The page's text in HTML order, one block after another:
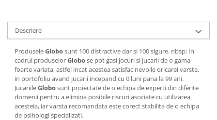
Descriere
ProduseleGlobosunt 100 distractive dar si 100 sigure. nbsp; In
cadrul produselorGlobose pot gasi jocuri si jucarii de o gama
foarte variata, astfel incat acestea satisfac nevoile oricarei varste,
in portofoliu avand jucarii incepand cu 0 luni pana la 99 ani.
JucariileGlobosunt proiectate de o echipa de experti din diferite
domenii pentru a elimina posibile riscuri asociate cu utilizarea
acesteia, iar varsta recomandata este corect stabilita de o echipa
de psihologi specializati.